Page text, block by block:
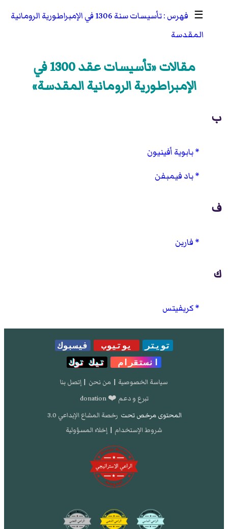
☰
تأسيسات سنة 1306 في الإمبراطورية الرومانية
المقدسة
مقالات «تأسيسات عقد 1300 في
الإمبراطورية الرومانية المقدسة»
ب
بابوية أفينيون
باد فيمبفن
ف
فارين
ك
كريفيتس
تويتر يوتيوب
فيسبوك
انستقرام
تيك توك
سياسة الخصوصية | من نحن | إتصل بنا
تبرع و دعم ❤️ donation
المحتوى مرخص تحت رخصة المشاع الإبداعي 3.0
شروط الإستخدام | إخلاء المسؤولية